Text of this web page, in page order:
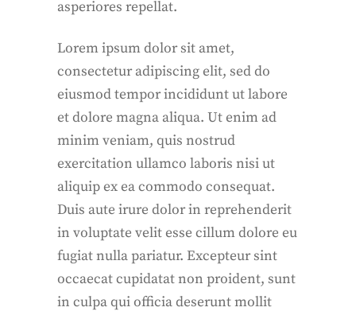
asperiores repellat.
Lorem ipsum dolor sit amet,
consectetur adipiscing elit, sed do
eiusmod tempor incididunt ut labore
et dolore magna aliqua. Ut enim ad
minim veniam, quis nostrud
exercitation ullamco laboris nisi ut
aliquip ex ea commodo consequat.
Duis aute irure dolor in reprehenderit
in voluptate velit esse cillum dolore eu
fugiat nulla pariatur. Excepteur sint
occaecat cupidatat non proident, sunt
in culpa qui officia deserunt mollit